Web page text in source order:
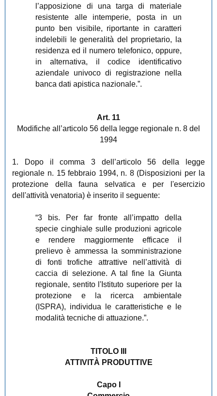
l’apposizione di una targa di materiale
resistente alle intemperie, posta in un
punto ben visibile, riportante in caratteri
indelebili le generalità del proprietario, la
residenza ed il numero telefonico, oppure,
in alternativa, il codice identificativo
aziendale univoco di registrazione nella
banca dati apistica nazionale.”.
Art. 11
Modifiche all’articolo 56 della legge regionale n. 8 del
1994
1. Dopo il comma 3 dell’articolo 56 della legge
regionale n. 15 febbraio 1994, n. 8 (Disposizioni per la
protezione della fauna selvatica e per l'esercizio
dell'attività venatoria) è inserito il seguente:
“3 bis. Per far fronte all’impatto della
specie cinghiale sulle produzioni agricole
e rendere maggiormente efficace il
prelievo è ammessa la somministrazione
di fonti trofiche attrattive nell’attività di
caccia di selezione. A tal fine la Giunta
regionale, sentito l'Istituto superiore per la
protezione e la ricerca ambientale
(ISPRA), individua le caratteristiche e le
modalità tecniche di attuazione.”.
TITOLO III
ATTIVITÀ PRODUTTIVE
Capo I